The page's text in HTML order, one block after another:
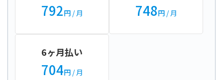
792円/ 月 748円/ 月
6ヶ月払い
704円/ 月